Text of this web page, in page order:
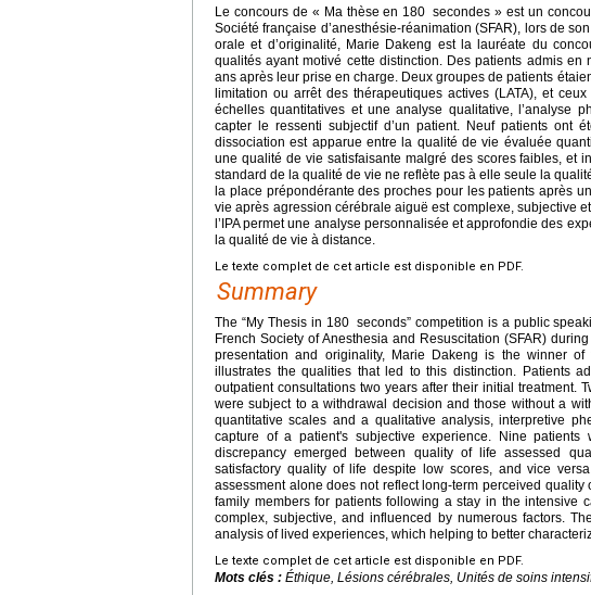
Le concours de « Ma thèse en 180 secondes » est un
Société française d’anesthésie-réanimation (SFAR), lors de
orale et d’originalité, Marie Dakeng est la lauréate du
qualités ayant motivé cette distinction. Des patients admis
ans après leur prise en charge. Deux groupes de patients
limitation ou arrêt des thérapeutiques actives (LATA), et
échelles quantitatives et une analyse qualitative, l’analyse
capter le ressenti subjectif d’un patient. Neuf patients ont
dissociation est apparue entre la qualité de vie évaluée
une qualité de vie satisfaisante malgré des scores faibles, et
standard de la qualité de vie ne reflète pas à elle seule la
la place prépondérante des proches pour les patients après
vie après agression cérébrale aiguë est complexe, subjective
l’IPA permet une analyse personnalisée et approfondie des
la qualité de vie à distance.
Le texte complet de cet article est disponible en PDF.
Summary
The “My Thesis in 180 seconds” competition is a public
French Society of Anesthesia and Resuscitation (SFAR)
presentation and originality, Marie Dakeng is the winner
illustrates the qualities that led to this distinction. Patients
outpatient consultations two years after their initial treatment.
were subject to a withdrawal decision and those without a
quantitative scales and a qualitative analysis, interpretive
capture of a patient's subjective experience. Nine
discrepancy emerged between quality of life assessed
satisfactory quality of life despite low scores, and vice
assessment alone does not reflect long-term perceived
family members for patients following a stay in the intensive
complex, subjective, and influenced by numerous factors.
analysis of lived experiences, which helping to better
Le texte complet de cet article est disponible en PDF.
Mots clés : Éthique, Lésions cérébrales, Unités de soins